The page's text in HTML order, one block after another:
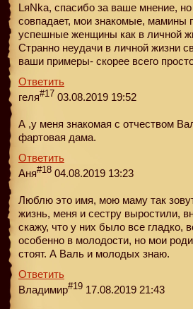
LяNka, спасибо за ваше мнение,
совпадает, мои знакомые, мамины
успешные женщины как в личной
Странно неудачи в личной жизни
ваши примеры- скорее всего
Ответить
геля#17 03.08.2019 19:52
А ,у меня знакомая с отчеством
фартовая дама.
Ответить
Аня#18 04.08.2019 13:23
Люблю это имя, мою маму так
жизнь, меня и сестру выростили,
скажу, что у них было все гладко,
особенно в молодости, но мои
стоят. А Валь и молодых знаю.
Ответить
Владимир#19 17.08.2019 21:43